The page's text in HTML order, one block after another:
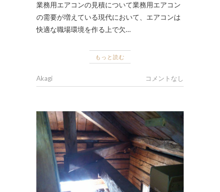
業務用エアコンの見積について業務用エアコン
の需要が増えている現代において、エアコンは
快適な職場環境を作る上で欠…
もっと読む
Akagi コメントなし